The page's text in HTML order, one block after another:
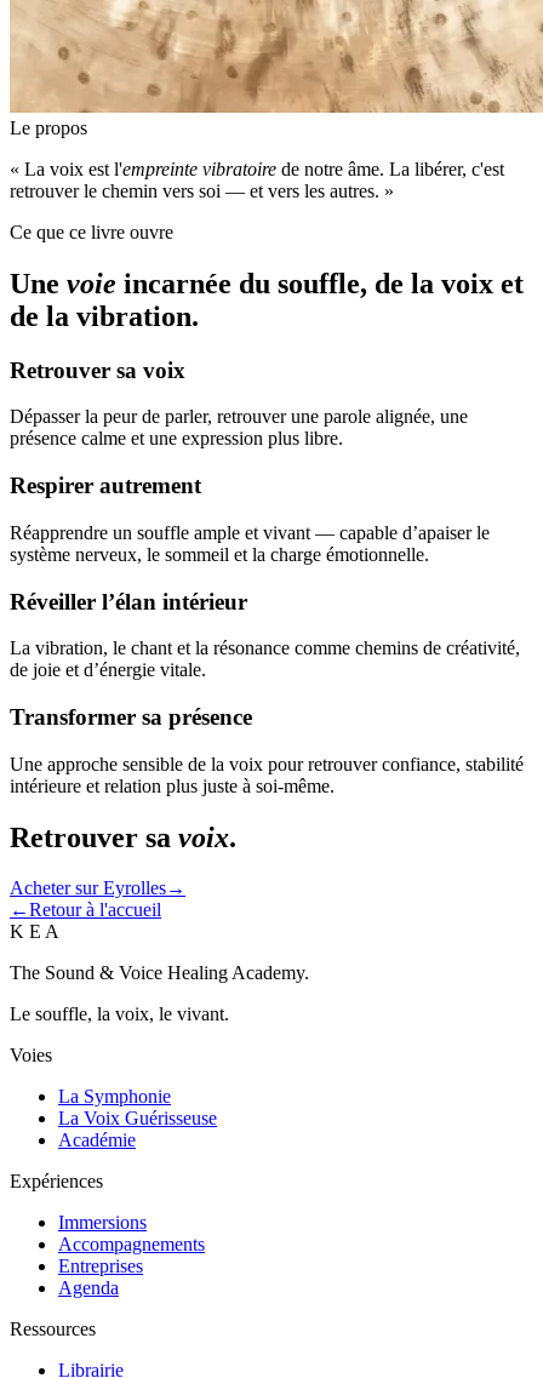
Le propos
« La voix est l'empreinte vibratoire de notre âme. La libérer, c'est
retrouver le chemin vers soi — et vers les autres. »
Ce que ce livre ouvre
Une voie incarnée du souffle, de la voix et
de la vibration.
Retrouver sa voix
Dépasser la peur de parler, retrouver une parole alignée, une
présence calme et une expression plus libre.
Respirer autrement
Réapprendre un souffle ample et vivant — capable d’apaiser le
système nerveux, le sommeil et la charge émotionnelle.
Réveiller l’élan intérieur
La vibration, le chant et la résonance comme chemins de créativité,
de joie et d’énergie vitale.
Transformer sa présence
Une approche sensible de la voix pour retrouver confiance, stabilité
intérieure et relation plus juste à soi-même.
Retrouver sa voix.
Acheter sur Eyrolles→
←Retour à l'accueil
K E A
The Sound & Voice Healing Academy.
Le souffle, la voix, le vivant.
Voies
La Symphonie
La Voix Guérisseuse
Académie
Expériences
Immersions
Accompagnements
Entreprises
Agenda
Ressources
Librairie